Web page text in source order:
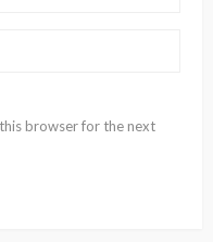
browser for the next